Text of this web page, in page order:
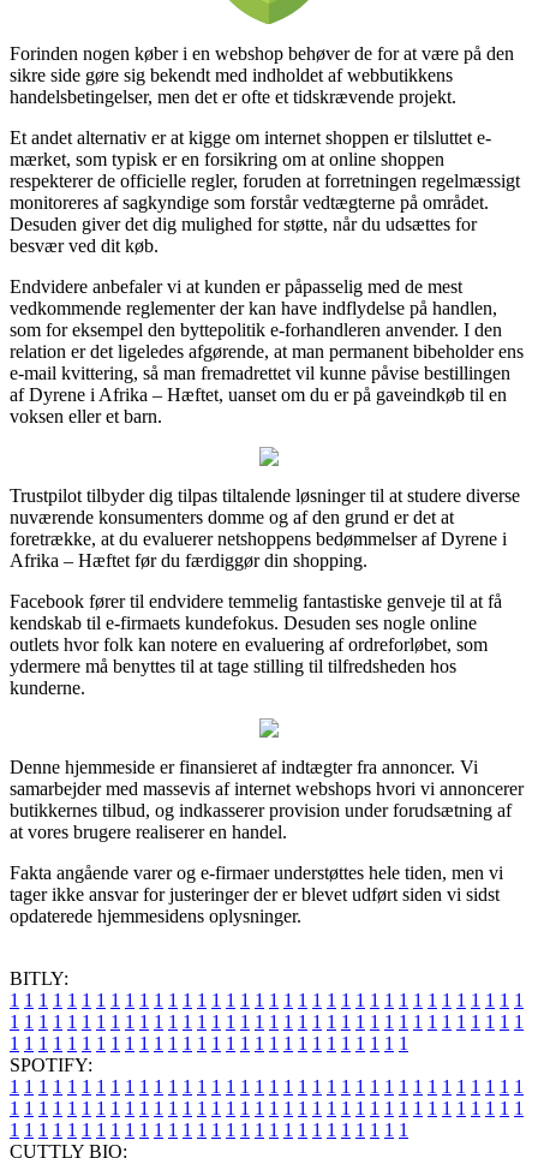
Forinden nogen køber i en webshop behøver de for at være på den
sikre side gøre sig bekendt med indholdet af webbutikkens
handelsbetingelser, men det er ofte et tidskrævende projekt.
Et andet alternativ er at kigge om internet shoppen er tilsluttet e-
mærket, som typisk er en forsikring om at online shoppen
respekterer de officielle regler, foruden at forretningen regelmæssigt
monitoreres af sagkyndige som forstår vedtægterne på området.
Desuden giver det dig mulighed for støtte, når du udsættes for
besvær ved dit køb.
Endvidere anbefaler vi at kunden er påpasselig med de mest
vedkommende reglementer der kan have indflydelse på handlen,
som for eksempel den byttepolitik e-forhandleren anvender. I den
relation er det ligeledes afgørende, at man permanent bibeholder ens
e-mail kvittering, så man fremadrettet vil kunne påvise bestillingen
af Dyrene i Afrika – Hæftet, uanset om du er på gaveindkøb til en
voksen eller et barn.
Trustpilot tilbyder dig tilpas tiltalende løsninger til at studere diverse
nuværende konsumenters domme og af den grund er det at
foretrække, at du evaluerer netshoppens bedømmelser af Dyrene i
Afrika – Hæftet før du færdiggør din shopping.
Facebook fører til endvidere temmelig fantastiske genveje til at få
kendskab til e-firmaets kundefokus. Desuden ses nogle online
outlets hvor folk kan notere en evaluering af ordreforløbet, som
ydermere må benyttes til at tage stilling til tilfredsheden hos
kunderne.
Denne hjemmeside er finansieret af indtægter fra annoncer. Vi
samarbejder med massevis af internet webshops hvori vi annoncerer
butikkernes tilbud, og indkasserer provision under forudsætning af
at vores brugere realiserer en handel.
Fakta angående varer og e-firmaer understøttes hele tiden, men vi
tager ikke ansvar for justeringer der er blevet udført siden vi sidst
opdaterede hjemmesidens oplysninger.
BITLY:
1 1 1 1 1 1 1 1 1 1 1 1 1 1 1 1 1 1 1 1 1 1 1 1 1 1 1 1 1 1 1 1 1 1 1 1
1 1 1 1 1 1 1 1 1 1 1 1 1 1 1 1 1 1 1 1 1 1 1 1 1 1 1 1 1 1 1 1 1 1 1 1
1 1 1 1 1 1 1 1 1 1 1 1 1 1 1 1 1 1 1 1 1 1 1 1 1 1 1 1
SPOTIFY:
1 1 1 1 1 1 1 1 1 1 1 1 1 1 1 1 1 1 1 1 1 1 1 1 1 1 1 1 1 1 1 1 1 1 1 1
1 1 1 1 1 1 1 1 1 1 1 1 1 1 1 1 1 1 1 1 1 1 1 1 1 1 1 1 1 1 1 1 1 1 1 1
1 1 1 1 1 1 1 1 1 1 1 1 1 1 1 1 1 1 1 1 1 1 1 1 1 1 1 1
CUTTLY BIO: